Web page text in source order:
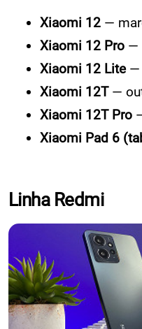
Xiaomi 12 —
Xiaomi 12 Pro —
Xiaomi 12 Lite—
Xiaomi 12T—
Xiaomi 12T Pro
Xiaomi Pad 6
Linha Redmi